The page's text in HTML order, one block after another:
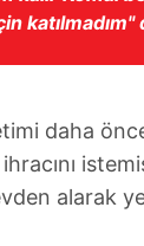
tıklayabilir,
Metnimizi
katılmadım"
daha
alarak